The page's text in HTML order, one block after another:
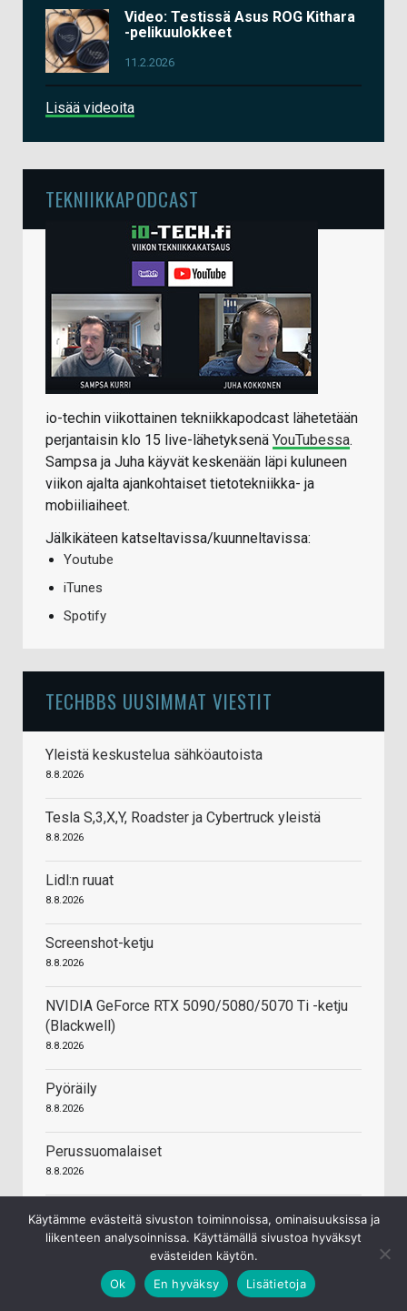
Video: Testissä Asus ROG Kithara
-pelikuulokkeet
11.2.2026
Lisää videoita
TEKNIIKKAPODCAST
io-techin viikottainen tekniikkapodcast lähetetään
perjantaisin klo 15 live-lähetyksenä YouTubessa.
Sampsa ja Juha käyvät keskenään läpi kuluneen
viikon ajalta ajankohtaiset tietotekniikka- ja
mobiiliaiheet.
Jälkikäteen katseltavissa/kuunneltavissa:
Youtube
iTunes
Spotify
TECHBBS UUSIMMAT VIESTIT
Yleistä keskustelua sähköautoista
8.8.2026
Tesla S,3,X,Y, Roadster ja Cybertruck yleistä
8.8.2026
Lidl:n ruuat
8.8.2026
Screenshot-ketju
8.8.2026
NVIDIA GeForce RTX 5090/5080/5070 Ti -ketju
(Blackwell)
8.8.2026
Pyöräily
8.8.2026
Perussuomalaiset
8.8.2026
Elämän synty
8.8.2026
Minkä fyysisen levykäisen ostin viimeksi
Käytämme evästeitä sivuston toiminnoissa, ominaisuuksissa ja
liikenteen analysoinnissa. Käyttämällä sivustoa hyväksyt
evästeiden käytön.
Ok
En hyväksy Lisätietoja